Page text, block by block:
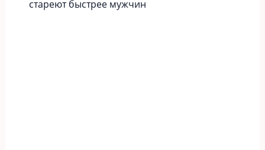
стареют быстрее мужчин